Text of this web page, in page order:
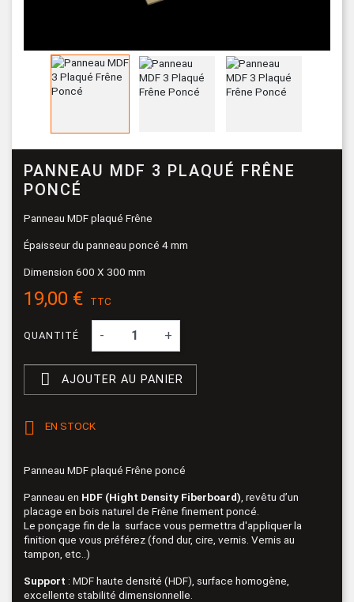
PANNEAU MDF 3 PLAQUÉ FRÊNE
PONCÉ
Panneau MDF plaqué Frêne
Épaisseur du panneau poncé 4 mm
Dimension 600 X 300 mm
19,00 € TTC
QUANTITÉ - +
 AJOUTER AU PANIER
 EN STOCK
Panneau MDF plaqué Frêne poncé
Panneau en HDF (Hight Density Fiberboard) , revêtu d’un
placage en bois naturel de Frêne finement poncé.
Le ponçage fin de la surface vous permettra d'appliquer la
finition que vous préférez (fond dur, cire, vernis. Vernis au
tampon, etc..)
Support : MDF haute densité (HDF), surface homogène,
excellente stabilité dimensionnelle.